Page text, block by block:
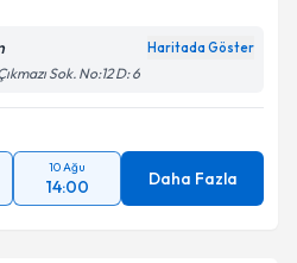
Haritada Göster
Sok. No:12 D: 6
10 Ağu
14:00 Daha Fazla